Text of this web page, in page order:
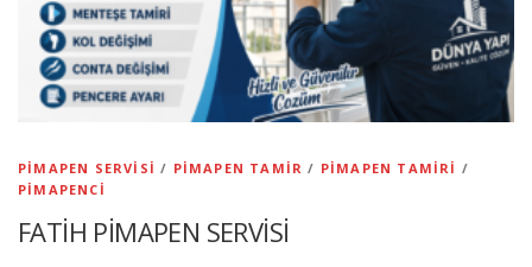
PIMAPEN SERVISI / PIMAPEN TAMIR / PIMAPEN TAMIRI /
PIMAPENCI
FATİH PİMAPEN SERVİSİ